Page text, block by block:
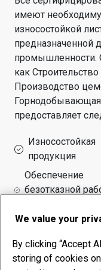
имеют
износостойкой
предназначенной
промышленности.
как
Производство
Горнодобывающая
предоставляет
Износостойкая
продукция
Обеспечение
безотказной
We value your
By clicking “Accept
storing of cookies